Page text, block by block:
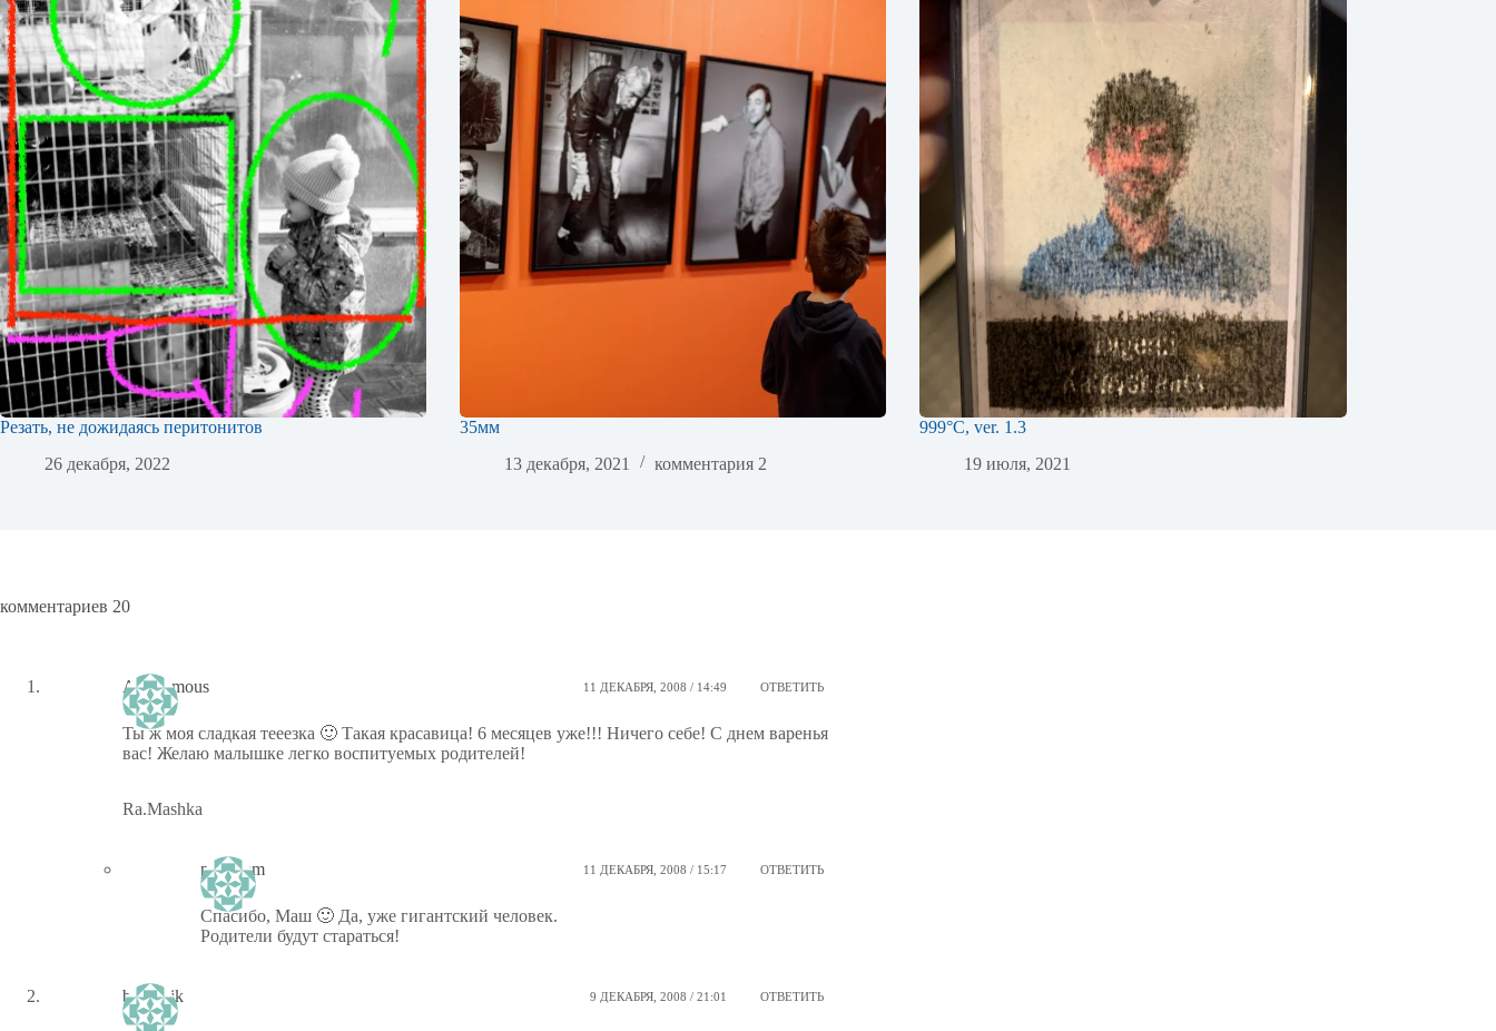
Резать, не дожидаясь перитонитов
26 декабря, 2022
35мм
13 декабря, 2021
комментария 2
999°C, ver. 1.3
19 июля, 2021
комментариев 20
Anonymous 11 ДЕКАБРЯ, 2008 / 14:49 ОТВЕТИТЬ
Ты ж моя сладкая тееезка 🙂 Такая красавица! 6 месяцев уже!!! Ничего себе! С днем варенья
вас! Желаю малышке легко воспитуемых родителей!
Ra.Mashka
ptiz_kem 11 ДЕКАБРЯ, 2008 / 15:17 ОТВЕТИТЬ
Спасибо, Маш 🙂 Да, уже гигантский человек.
Родители будут стараться!
brazhnik 9 ДЕКАБРЯ, 2008 / 21:01 ОТВЕТИТЬ